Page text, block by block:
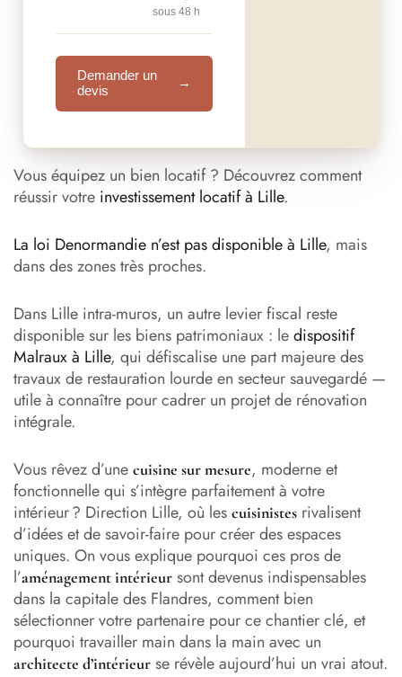
sous 48 h
Demander un
devis
→
Vous équipez un bien locatif ? Découvrez comment
réussir votre investissement locatif à Lille.
La loi Denormandie n’est pas disponible à Lille, mais
dans des zones très proches.
Dans Lille intra-muros, un autre levier fiscal reste
disponible sur les biens patrimoniaux : ledispositif
Malraux à Lille, qui défiscalise une part majeure des
travaux de restauration lourde en secteur sauvegardé —
utile à connaître pour cadrer un projet de rénovation
intégrale.
Vous rêvez d’une cuisine sur mesure, moderne et
fonctionnelle qui s’intègre parfaitement à votre
intérieur ? Direction Lille, où les cuisinistes rivalisent
d’idées et de savoir-faire pour créer des espaces
uniques. On vous explique pourquoi ces pros de
l’aménagement intérieur sont devenus indispensables
dans la capitale des Flandres, comment bien
sélectionner votre partenaire pour ce chantier clé, et
pourquoi travailler main dans la main avec un
architecte d’intérieur se révèle aujourd’hui un vrai atout.